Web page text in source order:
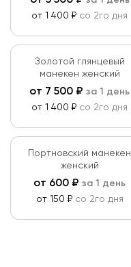
от 1 400 ₽ со 2го дня
Золотой глянцевый
манекен женский
от 7 500 ₽ за 1 день
от 1 400 ₽ со 2го дня
Портновский манекен
женский
от 600 ₽ за 1 день
от 150 ₽ со 2го дня